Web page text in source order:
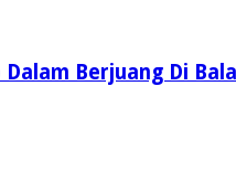
Berjuang Di